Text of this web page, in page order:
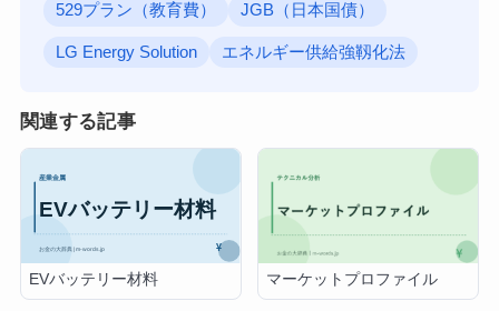
529プラン（教育費） JGB（日本国債）
LG Energy Solution エネルギー供給強靱化法
関連する記事
EVバッテリー材料 マーケットプロファイル